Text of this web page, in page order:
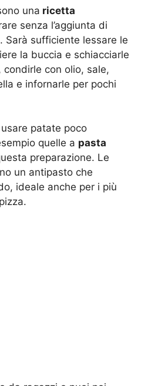
una ricetta
senza l’aggiunta di
Sarà sufficiente lessare le
la buccia e schiacciarle
con olio, sale,
e infornarle per pochi
usare patate poco
quelle a pasta
preparazione. Le
un antipasto che
ideale anche per i più